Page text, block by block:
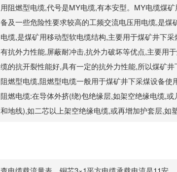
用阻燃型电缆,代号是MY电缆,有本安型。MY电缆煤
备及一些危险性要求较高的工频交流电压用电缆,是
电缆,是煤矿用移动型软电缆结构,主要用于煤矿井下
有抗外力性能,屏蔽耐冲击,抗外力破坏等优点,主要用
缆的抗开裂性能好,具有一定的抗外力性能,所以煤矿
阻燃型电缆,阻燃型电缆一般用于煤矿井下采煤设备使
阻燃电缆:在导体外挤(绕)包绝缘层,如架空绝缘电缆,
和地线),如二芯以上架空绝缘电缆,或再增加护套层,如